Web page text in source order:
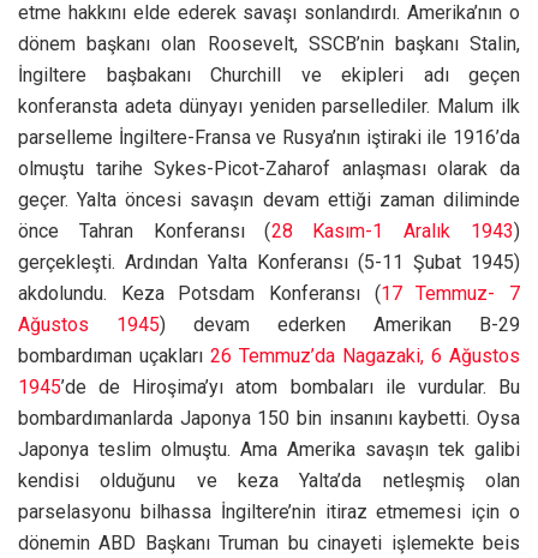
etme hakkını elde ederek savaşı sonlandırdı. Amerika’nın o
dönem başkanı olan Roosevelt, SSCB’nin başkanı Stalin,
İngiltere başbakanı Churchill ve ekipleri adı geçen
konferansta adeta dünyayı yeniden parsellediler. Malum ilk
parselleme İngiltere-Fransa ve Rusya’nın iştiraki ile 1916’da
olmuştu tarihe Sykes-Picot-Zaharof anlaşması olarak da
geçer. Yalta öncesi savaşın devam ettiği zaman diliminde
önce Tahran Konferansı (28 Kasım-1 Aralık 1943)
gerçekleşti. Ardından Yalta Konferansı (5-11 Şubat 1945)
akdolundu. Keza Potsdam Konferansı (17 Temmuz- 7
Ağustos 1945) devam ederken Amerikan B-29
bombardıman uçakları 26 Temmuz’da Nagazaki, 6 Ağustos
1945’de de Hiroşima’yı atom bombaları ile vurdular. Bu
bombardımanlarda Japonya 150 bin insanını kaybetti. Oysa
Japonya teslim olmuştu. Ama Amerika savaşın tek galibi
kendisi olduğunu ve keza Yalta’da netleşmiş olan
parselasyonu bilhassa İngiltere’nin itiraz etmemesi için o
dönemin ABD Başkanı Truman bu cinayeti işlemekte beis